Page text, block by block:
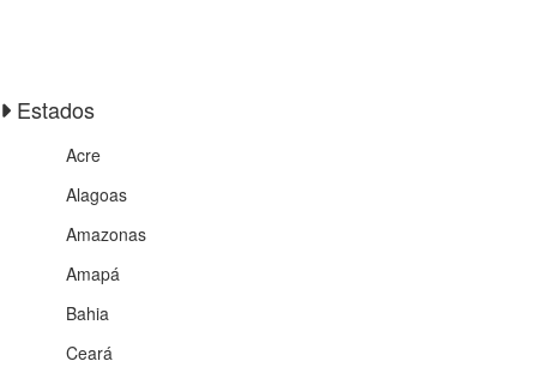
Estados
Acre
Alagoas
Amazonas
Amapá
Bahia
Ceará